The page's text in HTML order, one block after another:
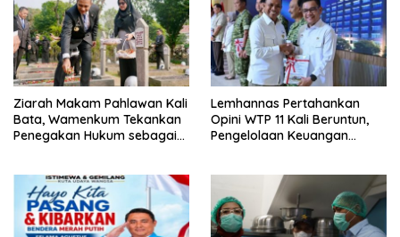
Ziarah Makam Pahlawan Kali
Bata, Wamenkum Tekankan
Penegakan Hukum sebagai
Lemhannas Pertahankan
Opini WTP 11 Kali Beruntun,
Pengelolaan Keuangan